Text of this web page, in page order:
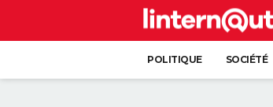
POLITIQUE SOCIÉTÉ